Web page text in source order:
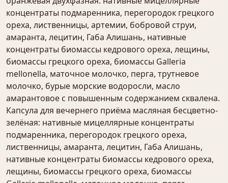
концентраты подмаренника, перегородок грецкого
ореха, лиственницы, артемии, бобровой струи,
амаранта, лецитин, Габа Алишань, нативные
концентраты биомассы кедрового ореха, лещины,
биомассы грецкого ореха, биомассы Galleria
mellonella, маточное молочко, перга, трутневое
молочко, бурые морские водоросли, масло
амарантовое с повышенным содержанием сквалена.
Капсула для вечернего приёма масляная бесцветно-
зелёная: нативные мицеллярные концентраты
подмаренника, перегородок грецкого ореха,
лиственницы, амаранта, лецитин, Габа Алишань,
нативные концентраты биомассы кедрового ореха,
лещины, биомассы грецкого ореха, биомассы